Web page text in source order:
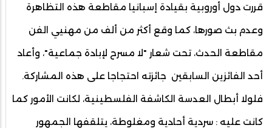
قررت دول أوروبية بقيادة إسبانيا مقاطعة هذه التظاهرة
وعدم بث صورها، كما وقع أكثر من ألف من مهنيي الفن
مقاطعة الحدث، تحت شعار "لا مسرح لإبادة جماعية"، وأعاد
أحد الفائزين السابقين جائزته احتجاجا على هذه المشاركة.
فلولا أبطال العدسة الكاشفة الفلسطينية، لكانت الأمور كما
كانت عليه : سردية أحادية ومغلوطة، يتلقفها الجمهور